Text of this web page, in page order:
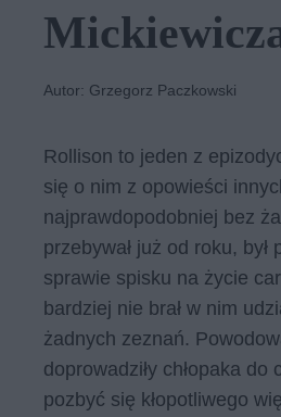
Autor: Grzegorz Paczkowski
Rollison to jeden z
się o nim z opowieści
najprawdopodobniej bez
przebywał już od roku,
sprawie spisku na życie
bardziej nie brał w nim
żadnych zeznań.
doprowadziły chłopaka
pozbyć się kłopotliwego